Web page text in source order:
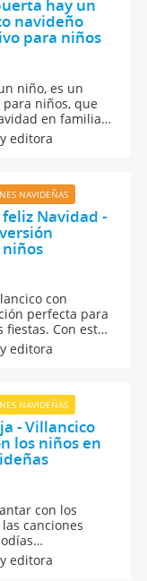
hay un
navideño
para niños
niño, es un
niños, que
en familia.
sobre la
de los valores
editora
NAVIDEÑAS
Navidad -
con
perfecta para
Con esta
el ritmo, el
y
editora
NAVIDEÑAS
- Villancico
los niños en
con los
canciones
zona de
a los
editora